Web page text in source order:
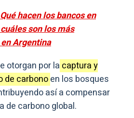
Qué hacen los bancos en
son los más
Argentina
otorgan por la captura y
de carbonoen los bosques
así a compensar
de carbono global.